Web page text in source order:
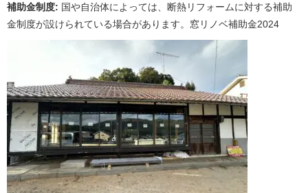
補助金制度: 国や自治体によっては、断熱リフォームに対する補助
金制度が設けられている場合があります。窓リノベ補助金2024